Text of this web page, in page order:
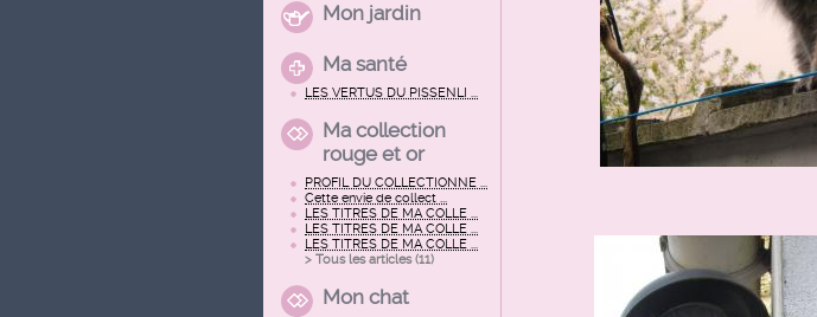
Mon jardin
Ma santé
LES VERTUS DU PISSENLI ...
Ma collection
rouge et or
PROFIL DU COLLECTIONNE ...
Cette envie de collect ...
LES TITRES DE MA COLLE ...
LES TITRES DE MA COLLE ...
LES TITRES DE MA COLLE ...
> Tous les articles (11)
Mon chat